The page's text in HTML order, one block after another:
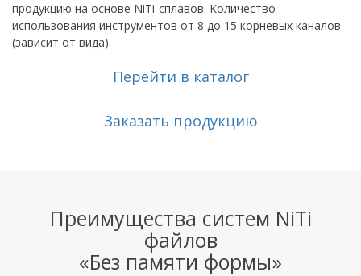
продукцию на основе NiTi-сплавов. Количество
использования инструментов от 8 до 15 корневых каналов
(зависит от вида).
Перейти в каталог
Заказать продукцию
Преимущества систем NiTi
файлов
«Без памяти формы»